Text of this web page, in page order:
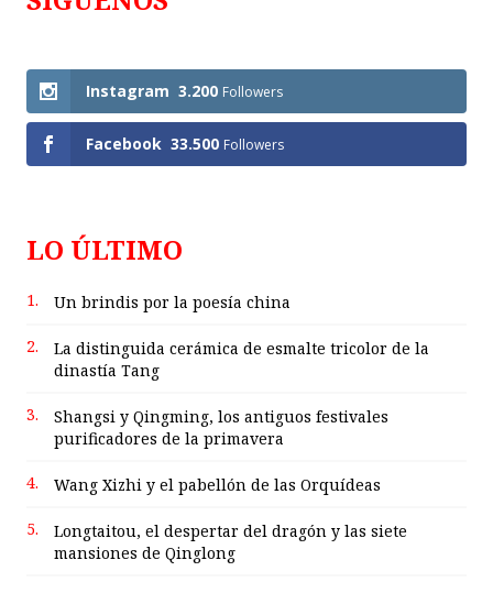
Instagram 3.200 Followers
Facebook 33.500 Followers
LO ÚLTIMO
1. Un brindis por la poesía china
2.
La distinguida cerámica de esmalte tricolor de la
dinastía Tang
3.
Shangsi y Qingming, los antiguos festivales
purificadores de la primavera
4. Wang Xizhi y el pabellón de las Orquídeas
5.
Longtaitou, el despertar del dragón y las siete
mansiones de Qinglong